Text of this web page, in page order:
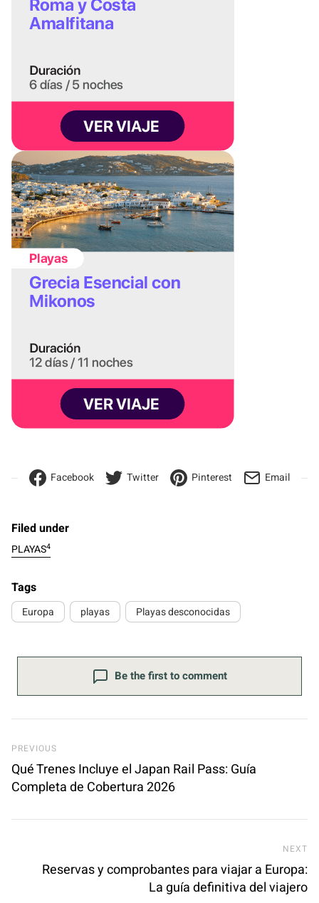
Facebook Twitter Pinterest Email
Filed under
PLAYAS4
Tags
Europa playas Playas desconocidas
Be the first to comment
Previous Post
PREVIOUS
Qué Trenes Incluye el Japan Rail Pass: Guía
Completa de Cobertura 2026
NEXT
Reservas y comprobantes para viajar a Europa:
La guía definitiva del viajero